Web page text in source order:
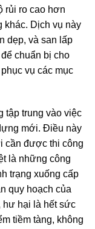
rủi ro cao hơn
khác. Dịch vụ này
dẹp, và san lấp
chuẩn bị cho
vụ các mục
tập trung vào việc
mới. Điều này
cần được thi công
là những công
trạng xuống cấp
quy hoạch của
hư hại là hết sức
tiềm tàng, không